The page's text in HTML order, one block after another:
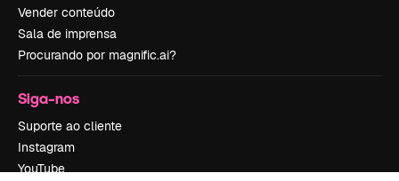
Vender conteúdo
Sala de imprensa
Procurando por magnific.ai?
Siga-nos
Suporte ao cliente
Instagram
YouTube